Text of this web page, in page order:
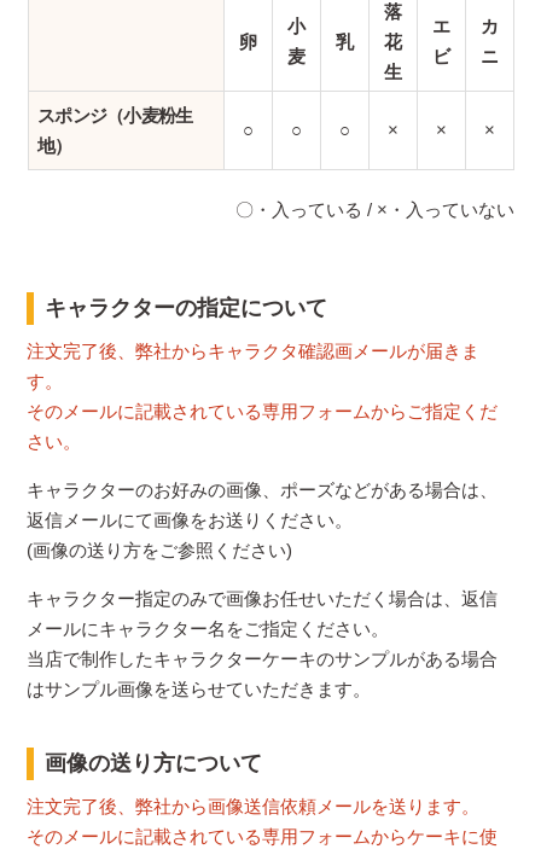
卵
小
麦
乳
落
花
生
エ
ビ
カ
ニ
スポンジ（小麦粉生
地）
○ ○ ○ × × ×
〇・入っている / ×・入っていない
キャラクターの指定について
注文完了後、弊社からキャラクタ確認画メールが届きま
す。
そのメールに記載されている専用フォームからご指定くだ
さい。
キャラクターのお好みの画像、ポーズなどがある場合は、
返信メールにて画像をお送りください。
(画像の送り方をご参照ください)
キャラクター指定のみで画像お任せいただく場合は、返信
メールにキャラクター名をご指定ください。
当店で制作したキャラクターケーキのサンプルがある場合
はサンプル画像を送らせていただきます。
画像の送り方について
注文完了後、弊社から画像送信依頼メールを送ります。
そのメールに記載されている専用フォームからケーキに使